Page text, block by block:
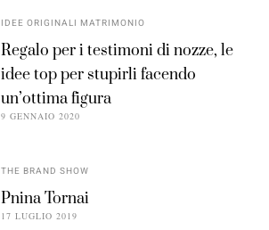
IDEE ORIGINALI MATRIMONIO
Regalo per i testimoni di nozze, le
idee top per stupirli facendo
un’ottima figura
9 GENNAIO 2020
THE BRAND SHOW
Pnina Tornai
17 LUGLIO 2019